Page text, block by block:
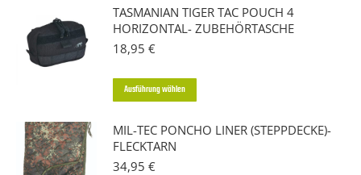
TASMANIAN TIGER TAC POUCH 4
HORIZONTAL- ZUBEHÖRTASCHE
18,95 €
Ausführung wählen
weist
MIL-TEC PONCHO LINER (STEPPDECKE)-
FLECKTARN
34,95 €